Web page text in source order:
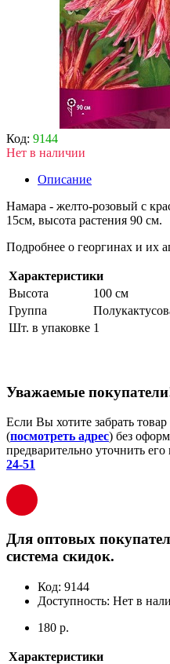
Код: 9144
Нет в наличии
Описание
Намара - желто-розовый с
15см, высота растения 90 см.
Подробнее о георгинах и их
Характеристики
Высота
100 см
Группа
Шт. в упаковке 1
Уважаемые
Если Вы хотите забрать
(посмотреть адрес) без
предварительно уточнить
24-51
Для оптовых
система скидок.
Код: 9144
Доступность: Нет в
180 р.
Характеристики